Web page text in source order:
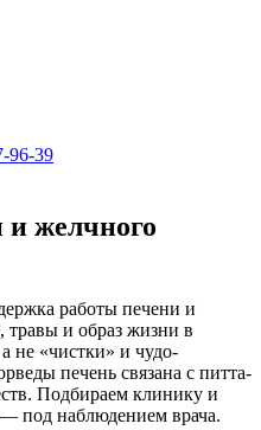
96-39
и желчного
работы печени и
травы и образ жизни в
не «чистки» и чудо-
печень связана с питта-
Подбираем клинику и
под наблюдением врача.